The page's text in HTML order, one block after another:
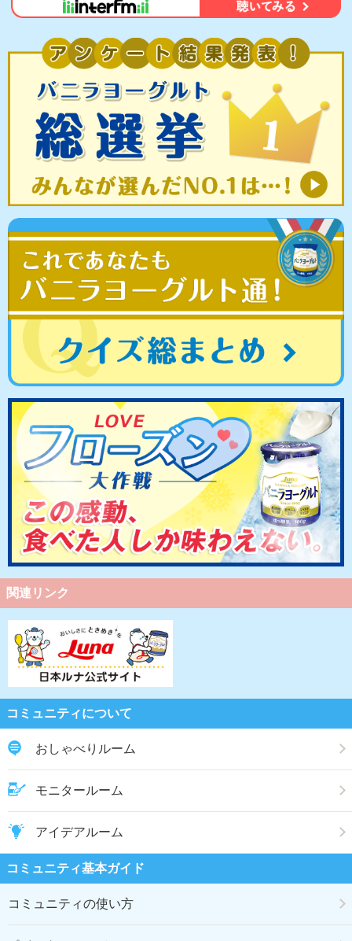
関連リンク
コミュニティについて
おしゃべりルーム
モニタールーム
アイデアルーム
コミュニティ基本ガイド
コミュニティの使い方